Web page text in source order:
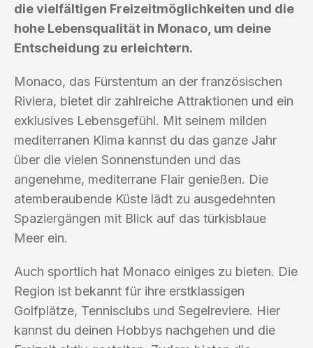
die vielfältigen Freizeitmöglichkeiten und die
hohe Lebensqualität in Monaco, um deine
Entscheidung zu erleichtern.
Monaco, das Fürstentum an der französischen
Riviera, bietet dir zahlreiche Attraktionen und ein
exklusives Lebensgefühl. Mit seinem milden
mediterranen Klima kannst du das ganze Jahr
über die vielen Sonnenstunden und das
angenehme, mediterrane Flair genießen. Die
atemberaubende Küste lädt zu ausgedehnten
Spaziergängen mit Blick auf das türkisblaue
Meer ein.
Auch sportlich hat Monaco einiges zu bieten. Die
Region ist bekannt für ihre erstklassigen
Golfplätze, Tennisclubs und Segelreviere. Hier
kannst du deinen Hobbys nachgehen und die